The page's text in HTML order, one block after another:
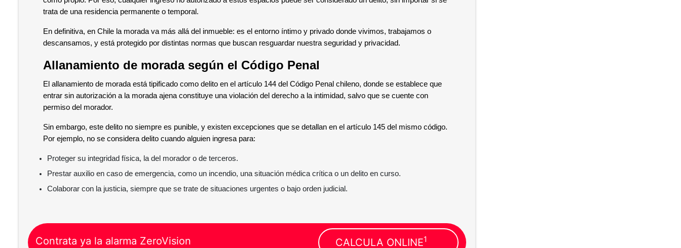
trata de una residencia permanente o temporal.
En definitiva, en Chile la morada va más allá del inmueble: es el entorno íntimo y privado donde vivimos, trabajamos o
descansamos, y está protegido por distintas normas que buscan resguardar nuestra seguridad y privacidad.
Allanamiento de morada según el Código Penal
El allanamiento de morada está tipificado como delito en el artículo 144 del Código Penal chileno, donde se establece que
entrar sin autorización a la morada ajena constituye una violación del derecho a la intimidad, salvo que se cuente con
permiso del morador.
Sin embargo, este delito no siempre es punible, y existen excepciones que se detallan en el artículo 145 del mismo código.
Por ejemplo, no se considera delito cuando alguien ingresa para:
Proteger su integridad física, la del morador o de terceros.
Prestar auxilio en caso de emergencia, como un incendio, una situación médica crítica o un delito en curso.
Colaborar con la justicia, siempre que se trate de situaciones urgentes o bajo orden judicial.
Contrata ya la alarma ZeroVision CALCULA ONLINE1